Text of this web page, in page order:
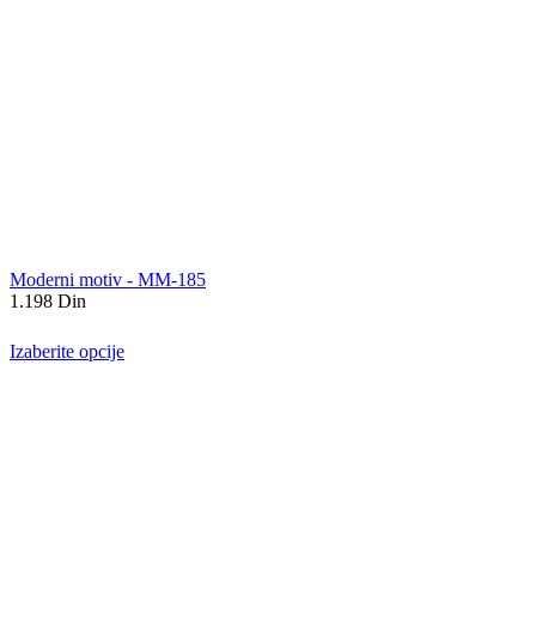
Moderni motiv - MM-185
1.198 Din
Izaberite opcije